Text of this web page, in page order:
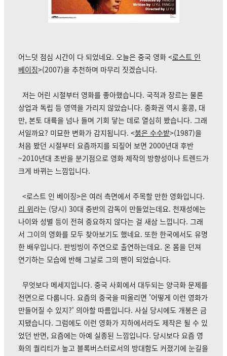
어느덧 점심 시간이 다 되었네요. 오늘은 중국 영화 <로스트 인
베이징>(2007)을 추천하며 마무리 짓겠습니다.
저는 어린 시절부터 영화를 좋아했습니다. 국적과 장르는 물론
상업과 독립 등 영역을 가리지 않았습니다. 중화권 역시 홍콩, 대
만, 본토 대륙을 넘나 들며 기회 닿는 데로 열심히 봤습니다. 그래
서일까요? 미묘한 변화가 감지됩니다. <붉은 수수밭>(1987)을
처음 봤던 시절부터 요즘까지를 되짚어 보면 2000년대 후반
~2010년대 초반을 분기점으로 영화 제작의 방향성이나 트렌드가
크게 바뀌는 느낌입니다.
<로스트 인 베이징>은 여러 측면에서 주목할 만한 영화입니다.
리 위라는 (당시) 30대 중반의 감독이 만들었는데요. 천재성에는
나이와 성별 등이 전혀 중요하지 않다는 걸 새삼 느낍니다. 그래
서 그이의 영화를 모두 찾아보기도 했네요. 또한 한국에서도 유명
한 배우입니다. 판빙빙이 주연으로 출연하는데요. 온 몸을 던져
연기하는 모습에 반해 그날로 그의 팬이 되었습니다.
무엇보다 메세지입니다. 중국 사회에서 대두되는 양극화 문제를
전면으로 다룹니다. 요즘의 중국을 떠올리면 '어떻게 이런 영화가
만들어질 수 있지?' 의아할 따름입니다. 사실 당시에도 개봉은 금
지됐습니다. 그럼에도 이런 영화가 지하에서라도 제작은 될 수 있
었던 반면, 요즘에는 아예 실종된 느낌입니다. 당시보다 요즘 영
화의 퀄리티가 높고 블록버스터로서의 방대함도 커졌기에 눈길을